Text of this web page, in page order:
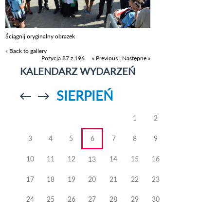
Ściągnij oryginalny obrazek
« Back to gallery
Pozycja 87 z 196
« Previous | Następne »
KALENDARZ WYDARZEŃ
Przejdź doPrzejdź do
SIERPIEŃ
1 2
3 4 5 6 7 8 9
10 11 12 13 14 15 16
17 18 19 20 21 22 23
24 25 26 27 28 29 30